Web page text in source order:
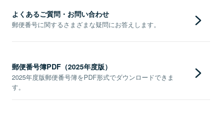
よくあるご質問・お問い合わせ
郵便番号に関するさまざまな疑問にお答えします。
郵便番号簿PDF（2025年度版）
2025年度版郵便番号簿をPDF形式でダウンロードできま
す。